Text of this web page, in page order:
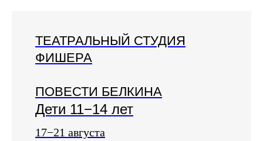
ТЕАТРАЛЬНЫЙ СТУДИЯ
ФИШЕРА
ПОВЕСТИ БЕЛКИНА
Дети 11−14 лет
17−21 августа